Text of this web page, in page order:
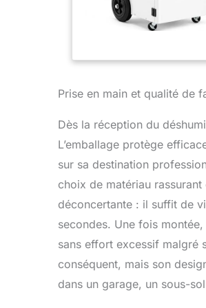
Prise en main et qualité de
Dès la réception du
L’emballage protège
sur sa destination
choix de matériau
déconcertante : il suffit de
secondes. Une fois
sans effort excessif malgré
conséquent, mais son
dans un garage, un sous-